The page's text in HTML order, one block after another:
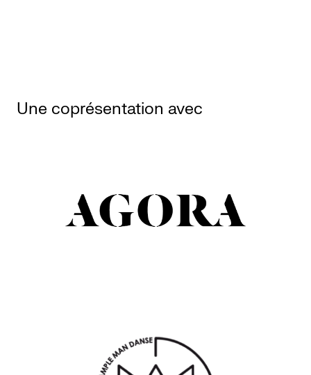
Une coprésentation avec